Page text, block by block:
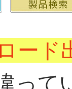
ード
って